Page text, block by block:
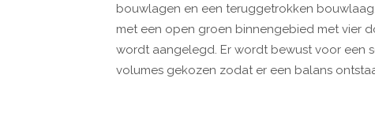
bouwlagen en een teruggetrokken
met een open groen binnengebied met vier
wordt aangelegd. Er wordt bewust voor een
volumes gekozen zodat er een balans